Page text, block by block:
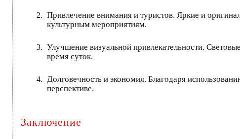
Привлечение внимания и туристов. Яркие и
культурным мероприятиям.
Улучшение визуальной привлекательности.
время суток.
Долговечность и экономия. Благодаря
перспективе.
Заключение